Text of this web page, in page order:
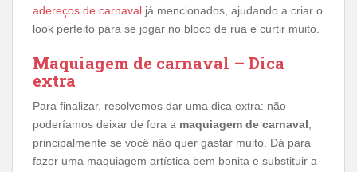
adereços de carnaval já mencionados, ajudando a criar o
look perfeito para se jogar no bloco de rua e curtir muito.
Maquiagem de carnaval – Dica
extra
Para finalizar, resolvemos dar uma dica extra: não
poderíamos deixar de fora a maquiagem de carnaval
principalmente se você não quer gastar muito. Dá para
fazer uma maquiagem artística bem bonita e substituir a